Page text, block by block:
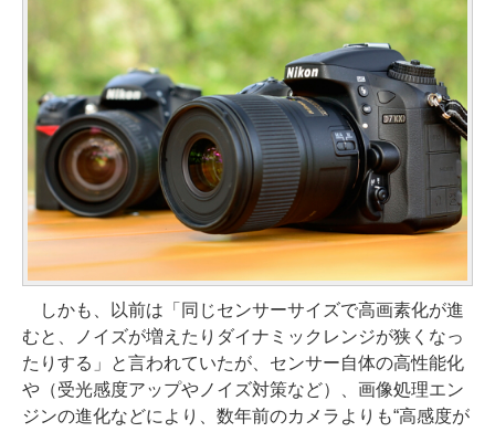
しかも、以前は「同じセンサーサイズで高画素化が進
むと、ノイズが増えたりダイナミックレンジが狭くなっ
たりする」と言われていたが、センサー自体の高性能化
や（受光感度アップやノイズ対策など）、画像処理エン
ジンの進化などにより、数年前のカメラよりも“高感度が